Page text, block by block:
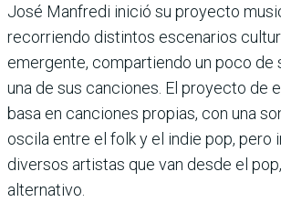
José Manfredi inició su proyecto
recorriendo distintos escenarios
emergente, compartiendo un poco de
una de sus canciones. El proyecto de
basa en canciones propias, con una
oscila entre el folk y el indie pop, pero
diversos artistas que van desde el
alternativo.